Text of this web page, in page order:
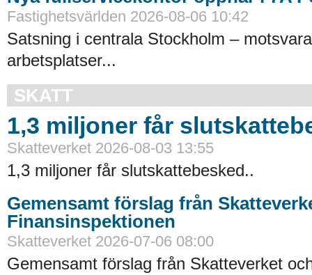
Fastighetsvärlden 2026-08-06 10:42
Satsning i centrala Stockholm –
arbetsplatser...
SKATT
1,3 miljoner får
Skatteverket 2026-08-03 13:55
1,3 miljoner får slutskattebesked..
Gemensamt förslag från
Finansinspektionen
Skatteverket 2026-07-06 08:00
Gemensamt förslag från Skatteverket